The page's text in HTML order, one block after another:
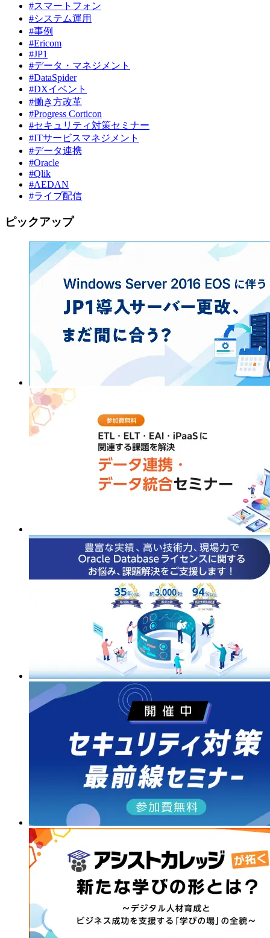
#スマートフォン
#システム運用
#事例
#Ericom
#JP1
#データ・マネジメント
#DataSpider
#DXイベント
#働き方改革
#Progress Corticon
#セキュリティ対策セミナー
#ITサービスマネジメント
#データ連携
#Oracle
#Qlik
#AEDAN
#ライブ配信
ピックアップ